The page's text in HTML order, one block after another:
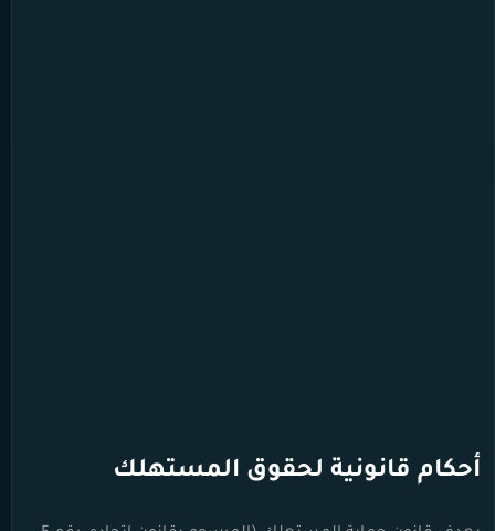
أحكام قانونية لحقوق المستهلك